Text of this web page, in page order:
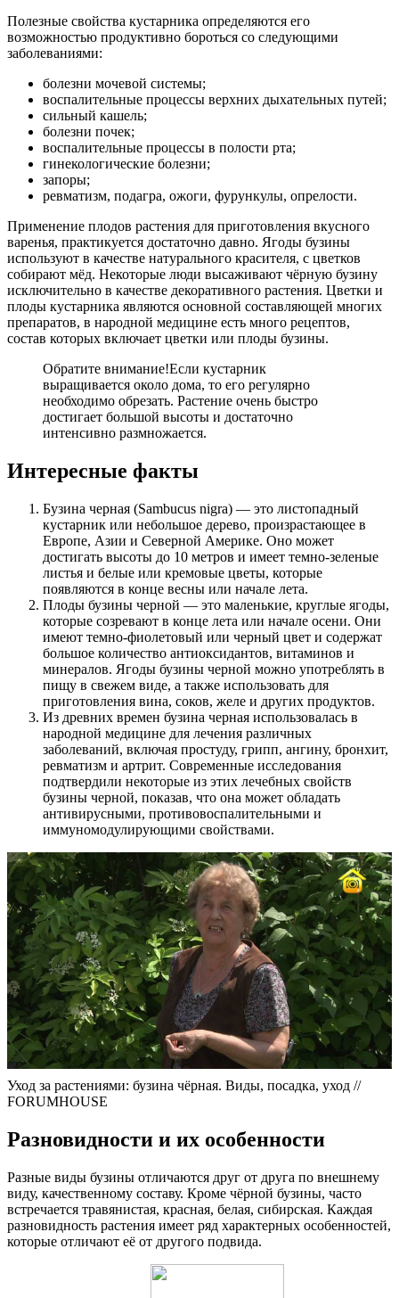
Полезные свойства кустарника определяются его
возможностью продуктивно бороться со следующими
заболеваниями:
болезни мочевой системы;
воспалительные процессы верхних дыхательных путей;
сильный кашель;
болезни почек;
воспалительные процессы в полости рта;
гинекологические болезни;
запоры;
ревматизм, подагра, ожоги, фурункулы, опрелости.
Применение плодов растения для приготовления вкусного
варенья, практикуется достаточно давно. Ягоды бузины
используют в качестве натурального красителя, с цветков
собирают мёд. Некоторые люди высаживают чёрную бузину
исключительно в качестве декоративного растения. Цветки и
плоды кустарника являются основной составляющей многих
препаратов, в народной медицине есть много рецептов,
состав которых включает цветки или плоды бузины.
Обратите внимание!Если кустарник
выращивается около дома, то его регулярно
необходимо обрезать. Растение очень быстро
достигает большой высоты и достаточно
интенсивно размножается.
Интересные факты
Бузина черная (Sambucus nigra) — это листопадный
кустарник или небольшое дерево, произрастающее в
Европе, Азии и Северной Америке. Оно может
достигать высоты до 10 метров и имеет темно-зеленые
листья и белые или кремовые цветы, которые
появляются в конце весны или начале лета.
Плоды бузины черной — это маленькие, круглые ягоды,
которые созревают в конце лета или начале осени. Они
имеют темно-фиолетовый или черный цвет и содержат
большое количество антиоксидантов, витаминов и
минералов. Ягоды бузины черной можно употреблять в
пищу в свежем виде, а также использовать для
приготовления вина, соков, желе и других продуктов.
Из древних времен бузина черная использовалась в
народной медицине для лечения различных
заболеваний, включая простуду, грипп, ангину, бронхит,
ревматизм и артрит. Современные исследования
подтвердили некоторые из этих лечебных свойств
бузины черной, показав, что она может обладать
антивирусными, противовоспалительными и
иммуномодулирующими свойствами.
Уход за растениями: бузина чёрная. Виды, посадка, уход //
FORUMHOUSE
Разновидности и их особенности
Разные виды бузины отличаются друг от друга по внешнему
виду, качественному составу. Кроме чёрной бузины, часто
встречается травянистая, красная, белая, сибирская. Каждая
разновидность растения имеет ряд характерных особенностей,
которые отличают её от другого подвида.